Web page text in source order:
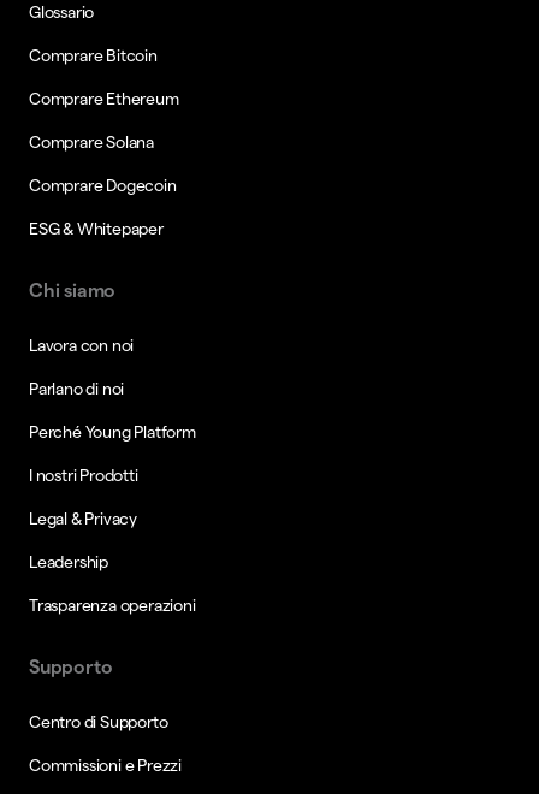
Glossario
Comprare Bitcoin
Comprare Ethereum
Comprare Solana
Comprare Dogecoin
ESG & Whitepaper
Chi siamo
Lavora con noi
Parlano di noi
Perché Young Platform
I nostri Prodotti
Legal & Privacy
Leadership
Trasparenza operazioni
Supporto
Centro di Supporto
Commissioni e Prezzi